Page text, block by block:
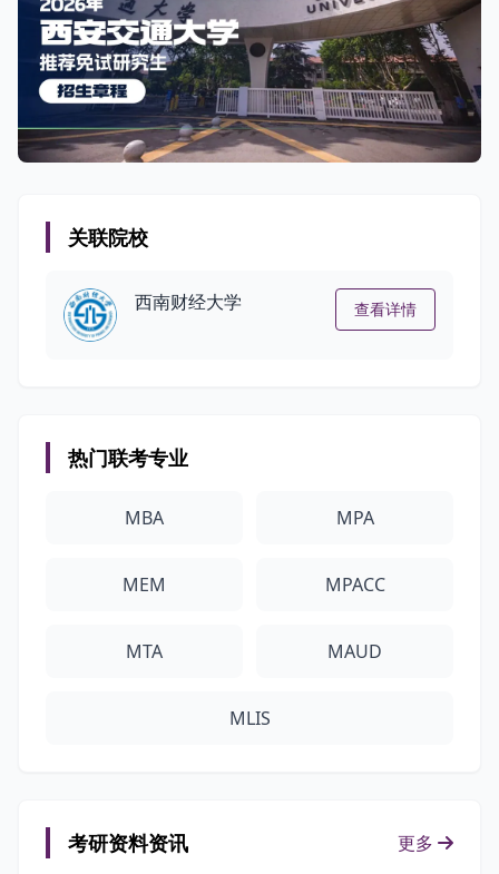
关联院校
西南财经大学 查看详情
热门联考专业
MBA MPA
MEM MPACC
MTA MAUD
MLIS
考研资料资讯 更多